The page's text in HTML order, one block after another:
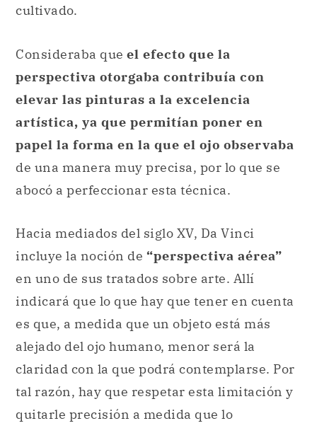
cultivado.
Consideraba que el efecto que la
perspectiva otorgaba contribuía con
elevar las pinturas a la excelencia
artística, ya que permitían poner en
papel la forma en la que el ojo observaba
de una manera muy precisa, por lo que se
abocó a perfeccionar esta técnica.
Hacia mediados del siglo XV, Da Vinci
incluye la noción de “perspectiva aérea”
en uno de sus tratados sobre arte. Allí
indicará que lo que hay que tener en cuenta
es que, a medida que un objeto está más
alejado del ojo humano, menor será la
claridad con la que podrá contemplarse. Por
tal razón, hay que respetar esta limitación y
quitarle precisión a medida que lo